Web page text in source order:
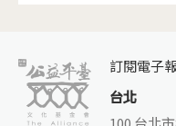
訂閱電子
台北